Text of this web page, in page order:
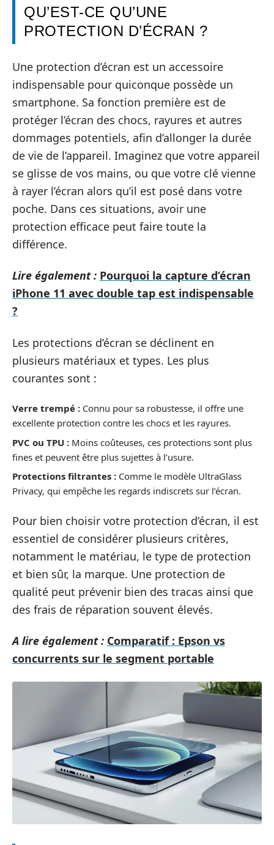
QU’EST-CE QU’UNE
PROTECTION D’ÉCRAN ?
Une protection d’écran est un accessoire
indispensable pour quiconque possède un
smartphone. Sa fonction première est de
protéger l’écran des chocs, rayures et autres
dommages potentiels, afin d’allonger la durée
de vie de l’appareil. Imaginez que votre appareil
se glisse de vos mains, ou que votre clé vienne
à rayer l’écran alors qu’il est posé dans votre
poche. Dans ces situations, avoir une
protection efficace peut faire toute la
différence.
Lire également : Pourquoi la capture d’écran
iPhone 11 avec double tap est indispensable
?
Les protections d’écran se déclinent en
plusieurs matériaux et types. Les plus
courantes sont :
Verre trempé : Connu pour sa robustesse, il offre une
excellente protection contre les chocs et les rayures.
PVC ou TPU : Moins coûteuses, ces protections sont plus
fines et peuvent être plus sujettes à l’usure.
Protections filtrantes : Comme le modèle UltraGlass
Privacy, qui empêche les regards indiscrets sur l’écran.
Pour bien choisir votre protection d’écran, il est
essentiel de considérer plusieurs critères,
notamment le matériau, le type de protection
et bien sûr, la marque. Une protection de
qualité peut prévenir bien des tracas ainsi que
des frais de réparation souvent élevés.
A lire également : Comparatif : Epson vs
concurrents sur le segment portable